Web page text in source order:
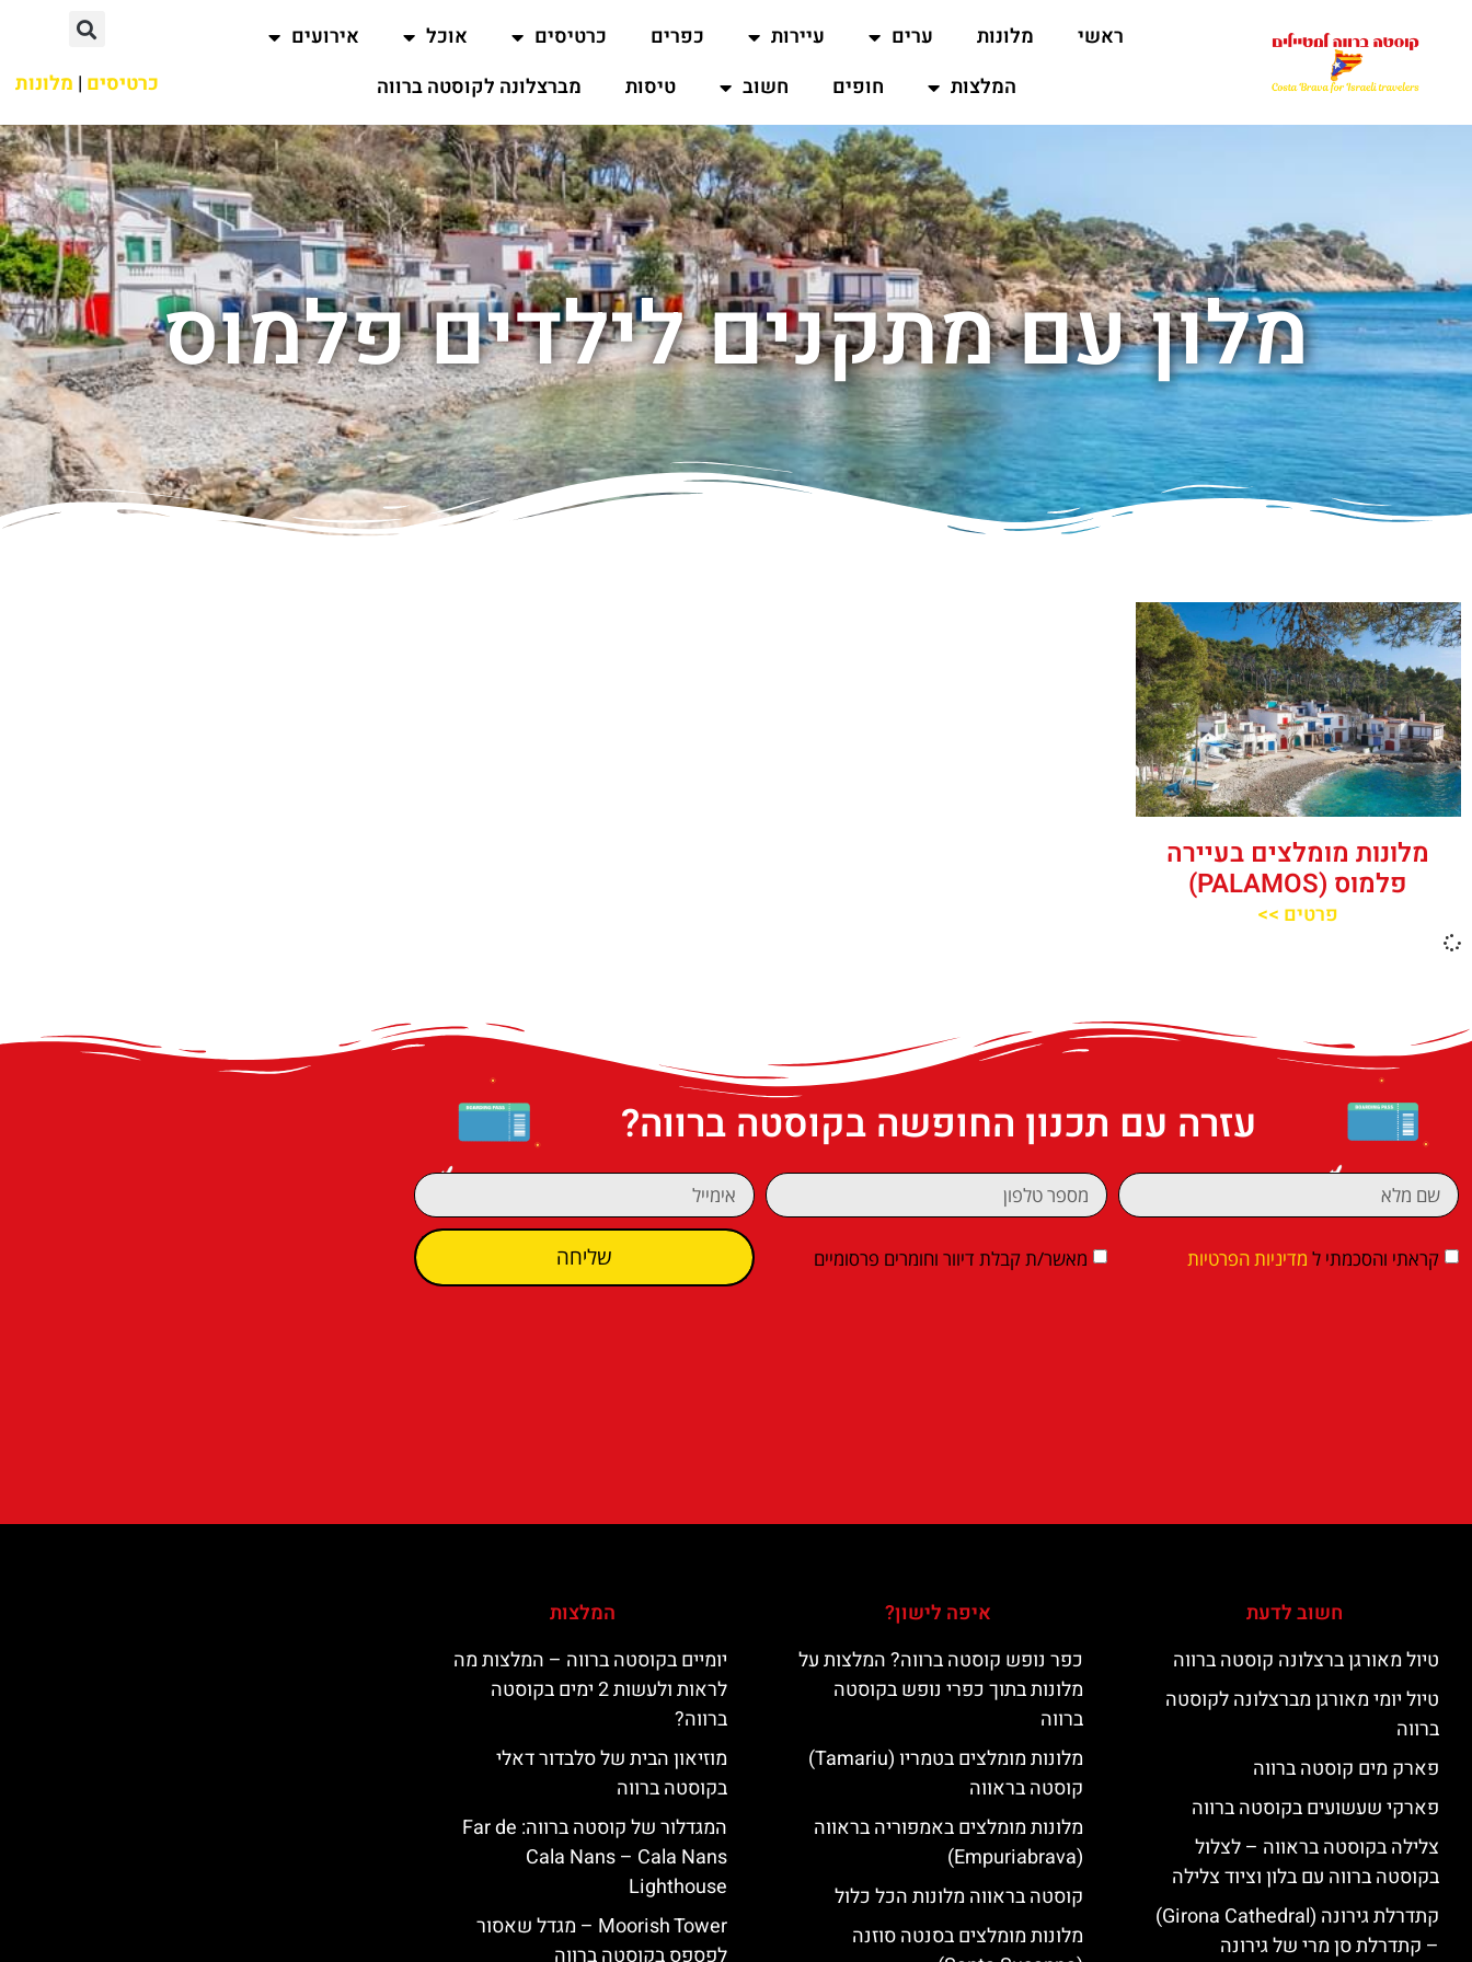
ראשי מלונות ערים עיירות כפרים כרטיסים אוכל
אירועים
המלצות
חופים חשוב טיסות מברצלונה לקוסטה ברווה כרטיסים | מלונות
מלון עם מתקנים לילדים פלמוס
מלונות מומלצים בעיירה
פלמוס (PALAMOS)
פרטים >>
עזרה עם תכנון החופשה בקוסטה ברווה?
קראתי והסכמתי ל מדיניות הפרטיות מאשר/ת קבלת דיוור וחומרים פרסומיים שליחה
חשוב לדעת
טיול מאורגן ברצלונה קוסטה ברווה
טיול יומי מאורגן מברצלונה לקוסטה
ברווה
פארק מים קוסטה ברווה
פארקי שעשועים בקוסטה ברווה
צלילה בקוסטה בראווה – לצלול
בקוסטה ברווה עם בלון וציוד צלילה
קתדרלת גירונה (Girona Cathedral)
– קתדרלת סן מרי של גירונה
איפה לישון?
כפר נופש קוסטה ברווה? המלצות על
מלונות בתוך כפרי נופש בקוסטה
ברווה
מלונות מומלצים בטמריו (Tamariu)
קוסטה בראווה
מלונות מומלצים באמפוריה בראווה
(Empuriabrava)
קוסטה בראווה מלונות הכל כלול
מלונות מומלצים בסנטה סוזנה
המלצות
יומיים בקוסטה ברווה – המלצות מה
לראות ולעשות 2 ימים בקוסטה
ברווה?
מוזיאון הבית של סלבדור דאלי
בקוסטה ברווה
המגדלור של קוסטה ברווה: ‪‪Far de
Cala Nans – Cala Nans
Lighthouse‬‬
‪‪Moorish Tower‬‬ – מגדל שאסור